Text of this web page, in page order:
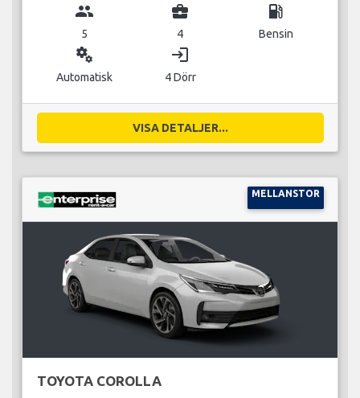
group
5
business_center
4
local_gas_station
Bensin
miscellaneous_services
Automatisk
login
4 Dörr
VISA DETALJER...
MELLANSTOR
TOYOTA COROLLA